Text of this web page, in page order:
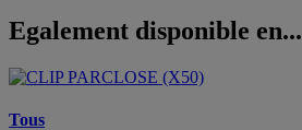
Egalement disponible en...
Tous